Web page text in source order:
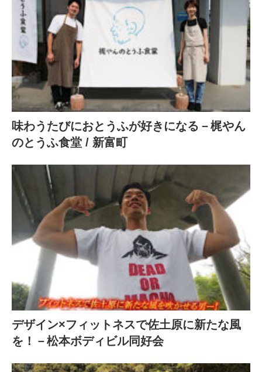
味わうたびにおとうふが好きになる－梶やん
のとうふ食堂 / 新富町
デザイン×フィットネスで佐土原に新たな風
を！－松本ボディビル同好会